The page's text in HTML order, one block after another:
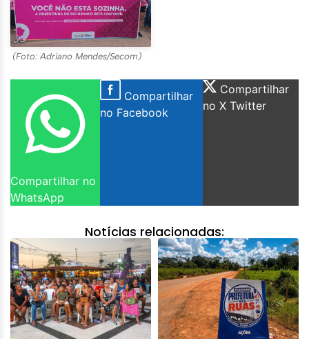
(Foto: Adriano Mendes/Secom)
Compartilhar no
WhatsApp
Compartilhar
no Facebook
Compartilhar
no X Twitter
Notícias relacionadas: